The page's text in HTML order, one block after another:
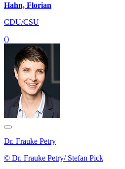
Hahn, Florian
CDU/CSU
()
Dr. Frauke Petry
© Dr. Frauke Petry/ Stefan Pick